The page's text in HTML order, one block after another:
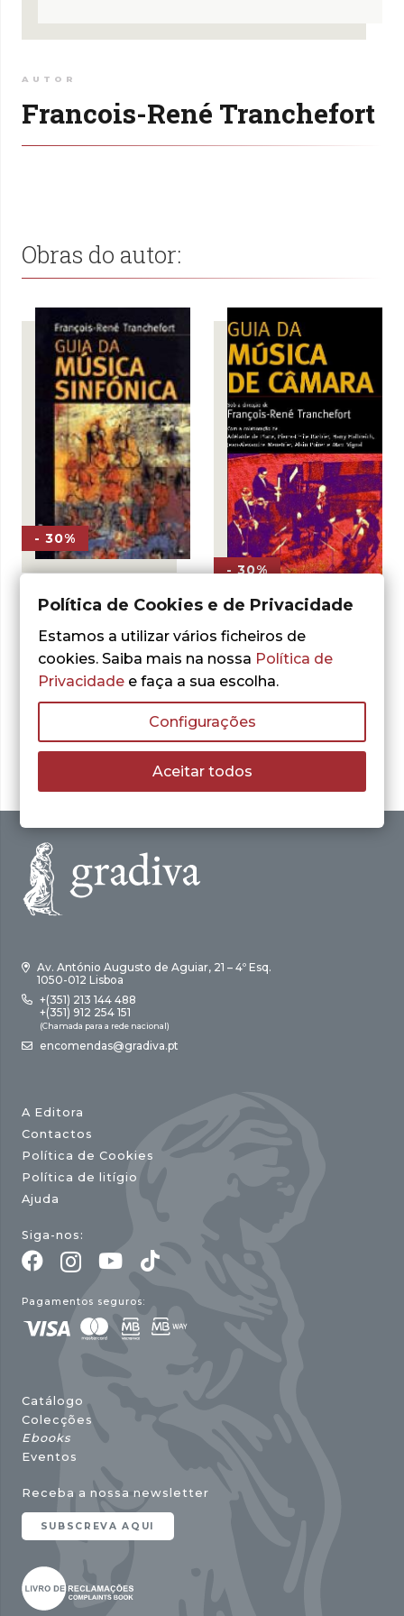
AUTOR
Francois-René Tranchefort
Obras do autor:
- 30%
Francois-René Tranchefort
Guia da Música
Sinfónica
36,34€ O
preço
original
era:
25,44€O
preço
atual
é:
25,44 €.
LER MAIS
- 30%
Francois-René Tranchefort
Guia da Música de
Câmara
O
preço
era:
10,00 €.
7,00
preço
é:
7,00 €.
Av. António Augusto de Aguiar, 21 – 4º Esq.
1050-012 Lisboa
+(351) 213 144 488
+(351) 912 254 151
(Chamada para a rede nacional)
encomendas@gradiva.pt
A Editora
Contactos
Política de Cookies
Política de litígio
Ajuda
Siga-nos:
Pagamentos seguros:
Catálogo
Colecções
Ebooks
Eventos
Receba a nossa newsletter
SUBSCREVA AQUI
Política de Cookies e de Privacidade
Estamos a utilizar vários ficheiros de
cookies. Saiba mais na nossa Política de
Privacidade e faça a sua escolha.
Configurações
Aceitar todos